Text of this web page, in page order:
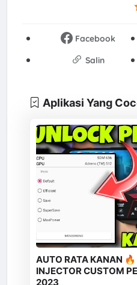
Facebook
Salin
Aplikasi Yang
AUTO RATA KANAN
INJECTOR CUSTOM
2023